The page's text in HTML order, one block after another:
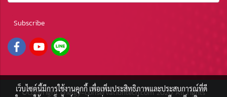
Subscribe
©Copyright energy-conservationtech.com 2020 All rights
เว็บไซต์นี้มีการใช้งานคุกกี้ เพื่อเพิ่มประสิทธิภาพและประสบการณ์ที่ดี